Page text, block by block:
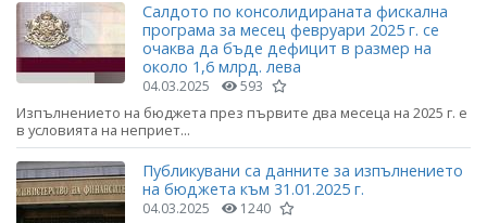
Салдото по консолидираната фискална
програма за месец февруари 2025 г. се
очаква да бъде дефицит в размер на
около 1,6 млрд. лева
04.03.2025 593
Изпълнението на бюджета през първите два месеца на 2025 г. е
в условията на неприет...
Публикувани са данните за изпълнението
на бюджета към 31.01.2025 г.
04.03.2025 1240